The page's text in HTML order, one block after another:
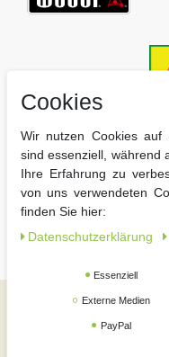
Cookies
Wir nutzen Cookies auf
sind essenziell, während
Ihre Erfahrung zu
von uns verwendeten
finden Sie hier:
Daten­schutz­erklärung
Essenziell
Externe Medien
PayPal